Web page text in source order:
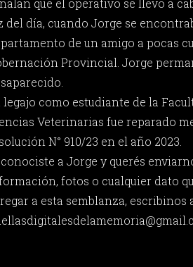
del día, cuando Jorge se
de un amigo a pocas
Provincial. Jorge
legajo como estudiante de la
Veterinarias fue reparado
N° 910/23 en el año 2023.
a Jorge y querés
fotos o cualquier dato
a esta semblanza, escribinos